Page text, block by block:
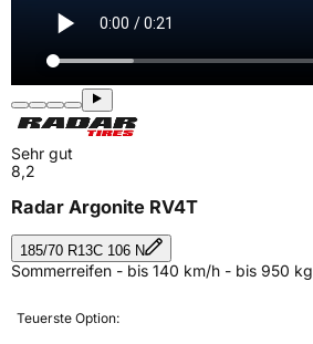
Sehr gut
8,2
Radar Argonite RV4T
185/70 R13C 106 N
Sommerreifen - bis 140 km/h - bis 950 kg
Teuerste Option: